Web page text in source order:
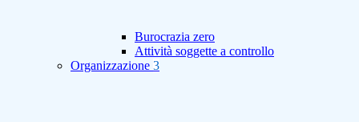
Burocrazia zero
Attività soggette a controllo
Organizzazione 3